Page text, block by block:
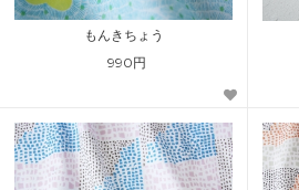
もんきちょう
990円